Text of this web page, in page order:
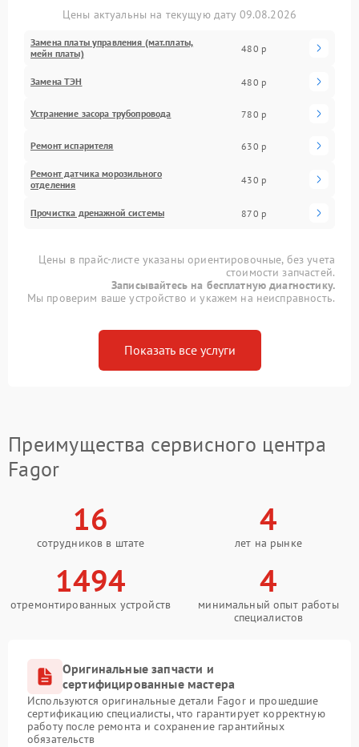
Цены актуальны на текущую дату 09.08.2026
Замена платы управления (мат.платы,
мейн платы)
480 р
Замена ТЭН 480 р
Устранение засора трубопровода 780 р
Ремонт испарителя 630 р
Ремонт датчика морозильного
отделения
430 р
Прочистка дренажной системы 870 р
Цены в прайс-листе указаны ориентировочные, без учета
стоимости запчастей.
Записывайтесь на бесплатную диагностику.
Мы проверим ваше устройство и укажем на неисправность.
Показать все услуги
Преимущества сервисного центра
Fagor
16
сотрудников в штате
4
лет на рынке
1494
отремонтированных устройств
4
минимальный опыт работы
специалистов
Оригинальные запчасти и
сертифицированные мастера
Используются оригинальные детали Fagor и прошедшие
сертификацию специалисты, что гарантирует корректную
работу после ремонта и сохранение гарантийных
обязательств